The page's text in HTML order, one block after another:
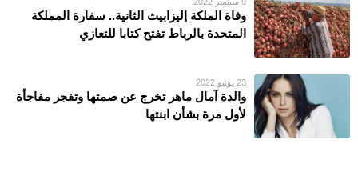
وفاة الملكة إليزابيث الثانية.. سفارة المملكة
المتحدة بالرباط تفتح كتابا للتعازي
23 يونيو 2022
والدة آمال ماهر تخرج عن صمتها وتفجر مفاجأة
لأول مرة بشأن ابنتها